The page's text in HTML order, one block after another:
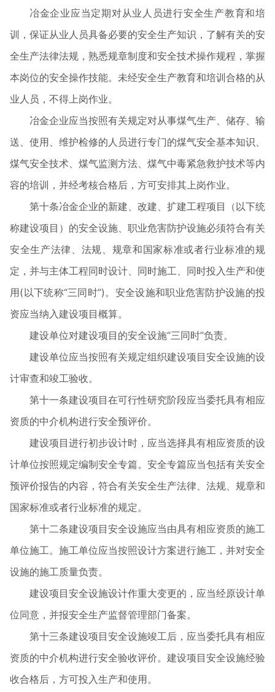
冶金企业应当定期对从业人员进行安全生产教育和培
训，保证从业人员具备必要的安全生产知识，了解有关的安
全生产法律法规，熟悉规章制度和安全技术操作规程，掌握
本岗位的安全操作技能。未经安全生产教育和培训合格的从
业人员，不得上岗作业。
冶金企业应当按照有关规定对从事煤气生产、储存、输
送、使用、维护检修的人员进行专门的煤气安全基本知识、
煤气安全技术、煤气监测方法、煤气中毒紧急救护技术等内
容的培训，并经考核合格后，方可安排其上岗作业。
第十条冶金企业的新建、改建、扩建工程项目（以下统
称建设项目）的安全设施、职业危害防护设施必须符合有关
安全生产法律、法规、规章和国家标准或者行业标准的规
定，并与主体工程同时设计、同时施工、同时投入生产和使
用(以下统称“三同时”)。安全设施和职业危害防护设施的投
资应当纳入建设项目概算。
建设单位对建设项目的安全设施“三同时”负责。
建设单位应当按照有关规定组织建设项目安全设施的设
计审查和竣工验收。
第十一条建设项目在可行性研究阶段应当委托具有相应
资质的中介机构进行安全预评价。
建设项目进行初步设计时，应当选择具有相应资质的设
计单位按照规定编制安全专篇。安全专篇应当包括有关安全
预评价报告的内容，符合有关安全生产法律、法规、规章和
国家标准或者行业标准的规定。
第十二条建设项目安全设施应当由具有相应资质的施工
单位施工。施工单位应当按照设计方案进行施工，并对安全
设施的施工质量负责。
建设项目安全设施设计作重大变更的，应当经原设计单
位同意，并报安全生产监督管理部门备案。
第十三条建设项目安全设施竣工后，应当委托具有相应
资质的中介机构进行安全验收评价。建设项目安全设施经验
收合格后，方可投入生产和使用。